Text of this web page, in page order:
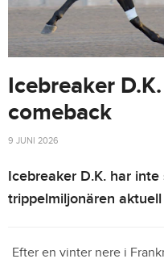
Icebreaker
comeback
9 JUNI 2026
Icebreaker D.K. har
trippelmiljonären
Efter en vinter nere i